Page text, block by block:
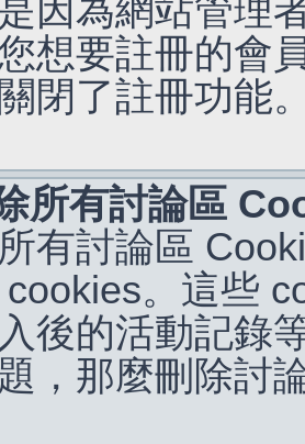
因為網站管理
想要註冊的會
閉了註冊功能
所有討論區
所有討論區
。這些
後的活動記錄
，那麼刪除討